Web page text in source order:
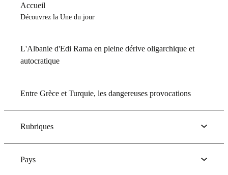
Accueil
Découvrez la Une du jour
L'Albanie d'Edi Rama en pleine dérive oligarchique et
autocratique
Entre Grèce et Turquie, les dangereuses provocations
Rubriques
Pays